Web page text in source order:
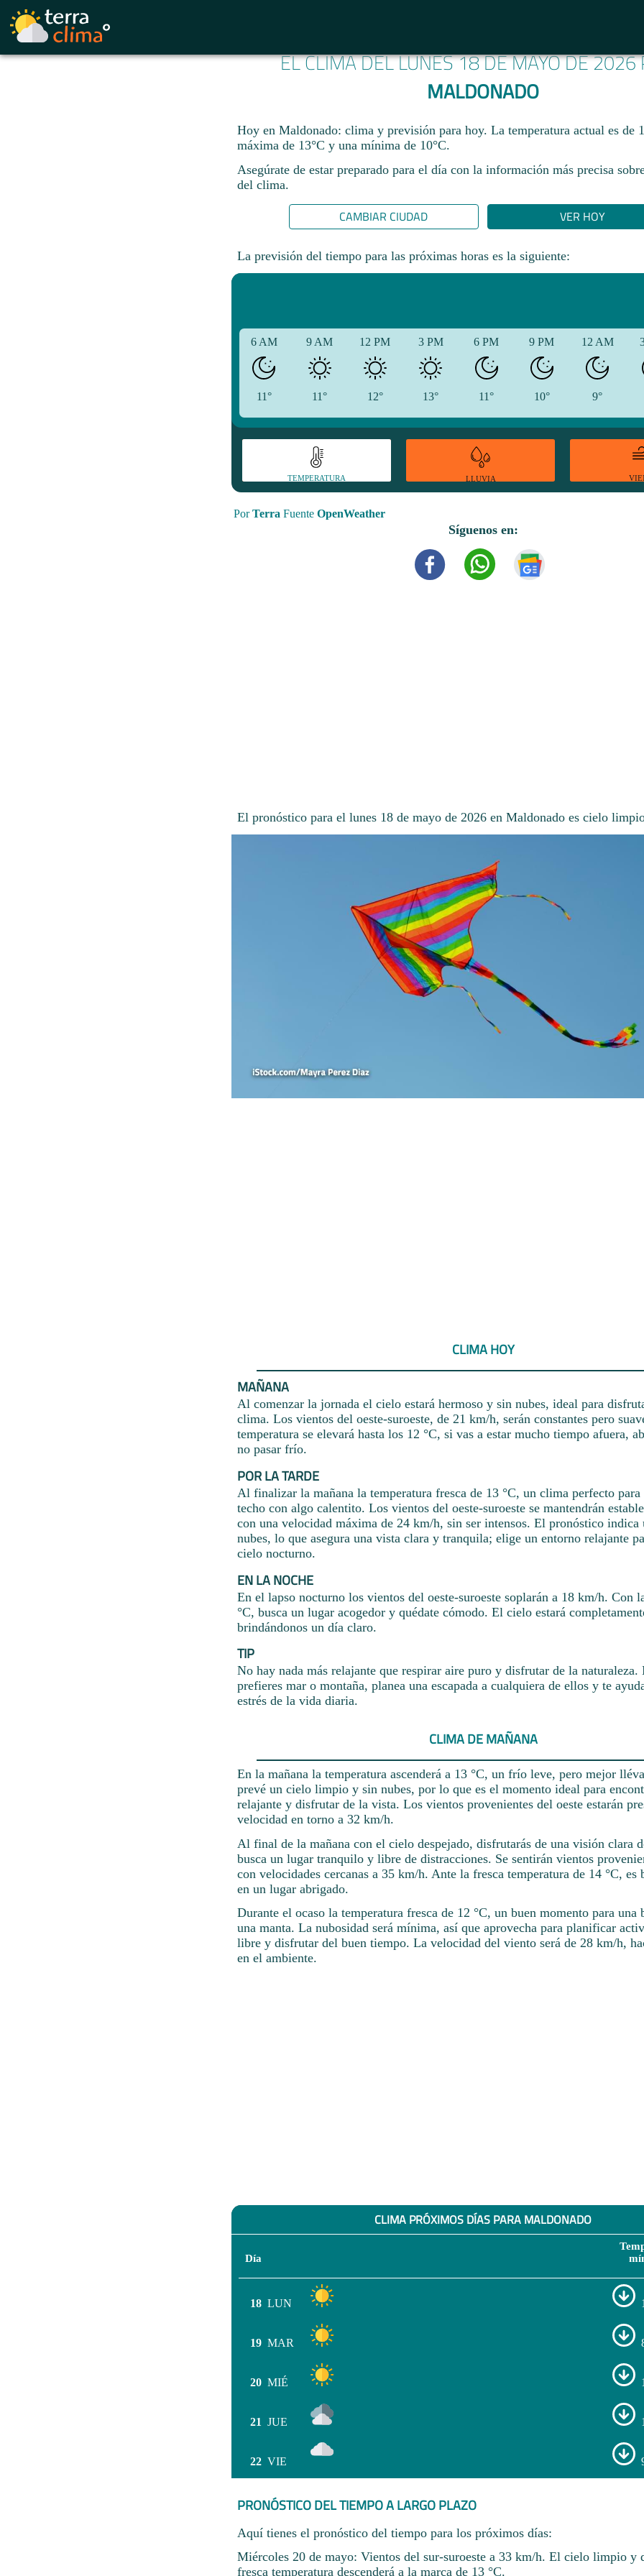
EL CLIMA DEL LUNES 18 DE MAYO DE 2026
MALDONADO
Hoy en Maldonado: clima y previsión para hoy. La temperatura actual es de
máxima de 13°C y una mínima de 10°C.​
Asegúrate de estar preparado para el día con la información más precisa
del clima.
CAMBIAR CIUDAD VER HOY
La previsión del tiempo para las próximas horas es la siguiente:
6 AM
11°
9 AM
11°
12 PM
12°
3 PM
13°
6 PM
11°
9 PM
10°
12 AM
9°
TEMPERATURA LLUVIA
PorTerra Fuente OpenWeather
Síguenos en:
El pronóstico para el lunes 18 de mayo de 2026 en Maldonado es cielo
CLIMA HOY
MAÑANA
Al comenzar la jornada el cielo estará hermoso y sin nubes, ideal para
clima. Los vientos del oeste-suroeste, de 21 km/h, serán constantes pero
temperatura se elevará hasta los 12 °C, si vas a estar mucho tiempo afuera,
no pasar frío.
POR LA TARDE
Al finalizar la mañana la temperatura fresca de 13 °C, un clima perfecto
techo con algo calentito. Los vientos del oeste-suroeste se mantendrán
con una velocidad máxima de 24 km/h, sin ser intensos. El pronóstico indica
nubes, lo que asegura una vista clara y tranquila; elige un entorno relajante
cielo nocturno.
EN LA NOCHE
En el lapso nocturno los vientos del oeste-suroeste soplarán a 18 km/h. Con
°C, busca un lugar acogedor y quédate cómodo. El cielo estará
brindándonos un día claro.
TIP
No hay nada más relajante que respirar aire puro y disfrutar de la
prefieres mar o montaña, planea una escapada a cualquiera de ellos y te
estrés de la vida diaria.
CLIMA DE MAÑANA
En la mañana la temperatura ascenderá a 13 °C, un frío leve, pero mejor
prevé un cielo limpio y sin nubes, por lo que es el momento ideal para
relajante y disfrutar de la vista. Los vientos provenientes del oeste estarán
velocidad en torno a 32 km/h.
Al final de la mañana con el cielo despejado, disfrutarás de una visión clara
busca un lugar tranquilo y libre de distracciones. Se sentirán vientos
con velocidades cercanas a 35 km/h. Ante la fresca temperatura de 14 °C, es
en un lugar abrigado.
Durante el ocaso la temperatura fresca de 12 °C, un buen momento para una
una manta. La nubosidad será mínima, así que aprovecha para planificar
libre y disfrutar del buen tiempo. La velocidad del viento será de 28 km/h,
en el ambiente.
CLIMA PRÓXIMOS DÍAS PARA MALDONADO
Día
18 LUN
19 MAR
20 MIÉ
21 JUE
22 VIE
PRONÓSTICO DEL TIEMPO A LARGO PLAZO
Aquí tienes el pronóstico del tiempo para los próximos días:
Miércoles 20 de mayo: Vientos del sur-suroeste a 33 km/h. El cielo limpio y
fresca temperatura descenderá a la marca de 13 °C.